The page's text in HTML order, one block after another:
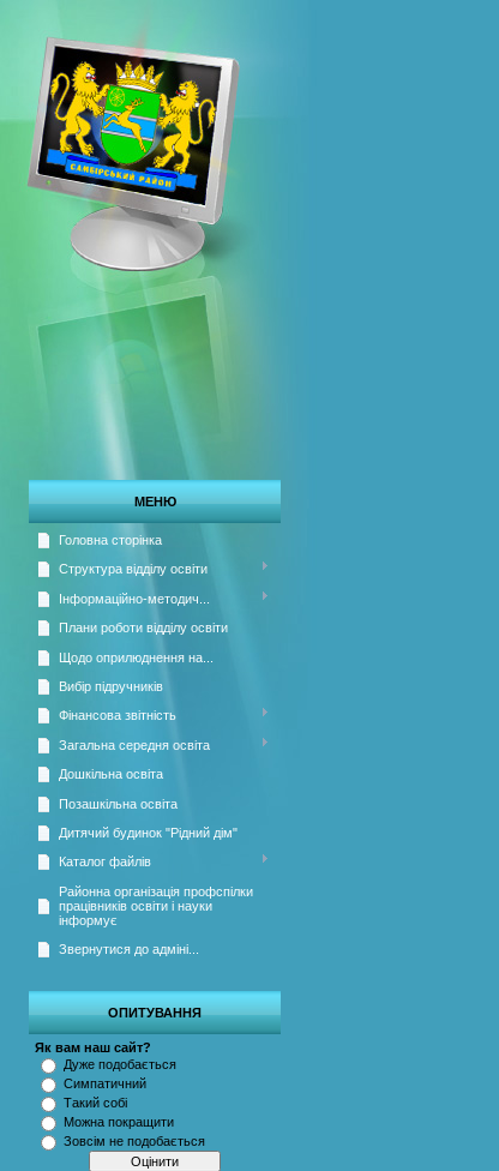
МЕНЮ
Головна сторінка
Структура відділу освіти
Інформаційно-методич...
Плани роботи відділу освіти
Щодо оприлюднення на...
Вибір підручників
Фінансова звітність
Загальна середня освіта
Дошкільна освіта
Позашкільна освіта
Дитячий будинок "Рідний дім"
Каталог файлів
Районна організація профспілки
працівників освіти і науки
інформує
Звернутися до адміні...
ОПИТУВАННЯ
Як вам наш сайт?
Дуже подобається
Симпатичний
Такий собі
Можна покращити
Зовсім не подобається